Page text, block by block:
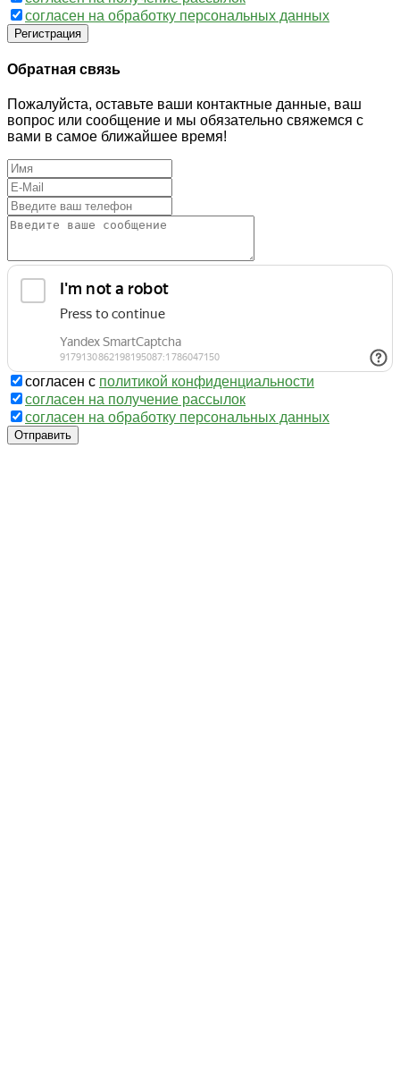
согласен на обработку персональных данных
Регистрация
Обратная связь
Пожалуйста, оставьте ваши контактные данные, ваш
вопрос или сообщение и мы обязательно свяжемся с
вами в самое ближайшее время!
согласен с политикой конфиденциальности
согласен на получение рассылок
согласен на обработку персональных данных
Отправить